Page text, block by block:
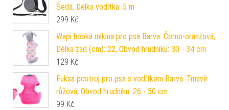
Šedá, Délka vodítka: 5 m
299 Kč
Wapi hebká mikina pro psa Barva: Černo-oranžová,
Délka zad (cm): 22, Obvod hrudníku: 30 - 34 cm
129 Kč
Fuksa postroj pro psa s vodítkem Barva: Tmavě
růžová, Obvod hrudníku: 26 - 50 cm
99 Kč